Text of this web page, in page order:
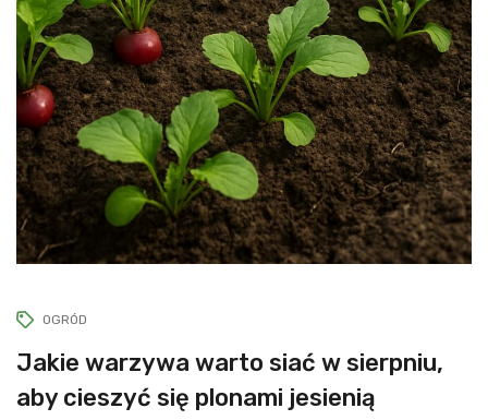
OGRÓD
Jakie warzywa warto siać w sierpniu,
aby cieszyć się plonami jesienią